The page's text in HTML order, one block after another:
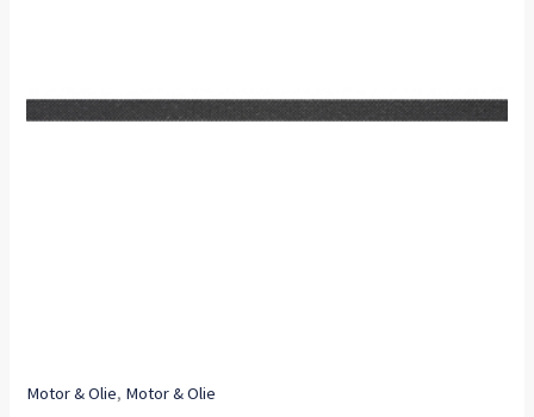
Motor & Olie, Motor & Olie